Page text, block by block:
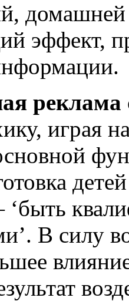
эффект,
реклама
играя
В силу